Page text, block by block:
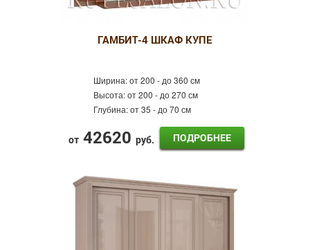
ГАМБИТ-4 ШКАФ КУПЕ
Ширина:от 200 - до 360 см
Высота:от 200 - до 270 см
Глубина:от 35 - до 70 см
от 42620 руб. ПОДРОБНЕЕ